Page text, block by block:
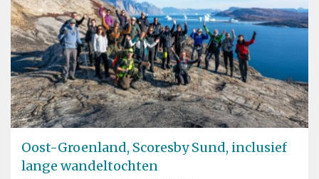
Oost-Groenland, Scoresby Sund, inclusief
lange wandeltochten